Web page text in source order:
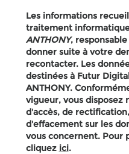
Les informations
traitement
ANTHONY,
donner suite à votre
recontacter. Les
destinées à Futur
ANTHONY.
vigueur, vous
d'accès, de
d'effacement sur les
vous concernent. Pour
cliquez ici.